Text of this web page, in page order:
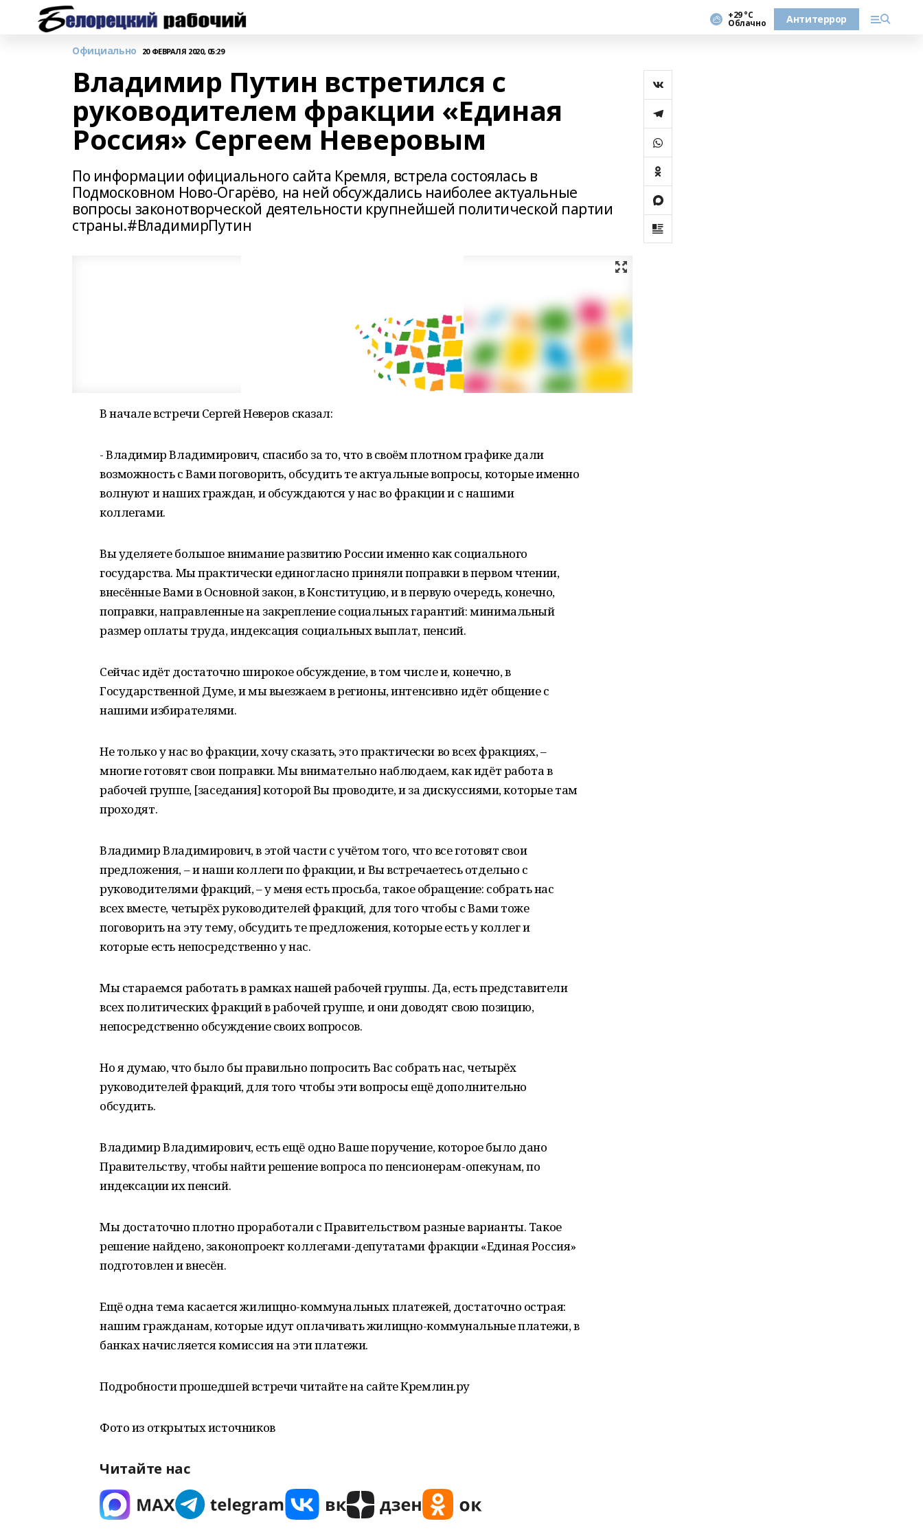
+29 °С
Облачно Антитеррор
Официально 20 ФЕВРАЛЯ 2020, 05:29
Владимир Путин встретился с
руководителем фракции «Единая
Россия» Сергеем Неверовым
По информации официального сайта Кремля, встрела состоялась в
Подмосковном Ново-Огарёво, на ней обсуждались наиболее актуальные
вопросы законотворческой деятельности крупнейшей политической партии
страны.#ВладимирПутин
В начале встречи Сергей Неверов сказал:
- Владимир Владимирович, спасибо за то, что в своём плотном графике дали
возможность с Вами поговорить, обсудить те актуальные вопросы, которые именно
волнуют и наших граждан, и обсуждаются у нас во фракции и с нашими
коллегами.
Вы уделяете большое внимание развитию России именно как социального
государства. Мы практически единогласно приняли поправки в первом чтении,
внесённые Вами в Основной закон, в Конституцию, и в первую очередь, конечно,
поправки, направленные на закрепление социальных гарантий: минимальный
размер оплаты труда, индексация социальных выплат, пенсий.
Сейчас идёт достаточно широкое обсуждение, в том числе и, конечно, в
Государственной Думе, и мы выезжаем в регионы, интенсивно идёт общение с
нашими избирателями.
Не только у нас во фракции, хочу сказать, это практически во всех фракциях, –
многие готовят свои поправки. Мы внимательно наблюдаем, как идёт работа в
рабочей группе, [заседания] которой Вы проводите, и за дискуссиями, которые там
проходят.
Владимир Владимирович, в этой части с учётом того, что все готовят свои
предложения, – и наши коллеги по фракции, и Вы встречаетесь отдельно с
руководителями фракций, – у меня есть просьба, такое обращение: собрать нас
всех вместе, четырёх руководителей фракций, для того чтобы с Вами тоже
поговорить на эту тему, обсудить те предложения, которые есть у коллег и
которые есть непосредственно у нас.
Мы стараемся работать в рамках нашей рабочей группы. Да, есть представители
всех политических фракций в рабочей группе, и они доводят свою позицию,
непосредственно обсуждение своих вопросов.
Но я думаю, что было бы правильно попросить Вас собрать нас, четырёх
руководителей фракций, для того чтобы эти вопросы ещё дополнительно
обсудить.
Владимир Владимирович, есть ещё одно Ваше поручение, которое было дано
Правительству, чтобы найти решение вопроса по пенсионерам-опекунам, по
индексации их пенсий.
Мы достаточно плотно проработали с Правительством разные варианты. Такое
решение найдено, законопроект коллегами-депутатами фракции «Единая Россия»
подготовлен и внесён.
Ещё одна тема касается жилищно-коммунальных платежей, достаточно острая:
нашим гражданам, которые идут оплачивать жилищно-коммунальные платежи, в
банках начисляется комиссия на эти платежи.
Подробности прошедшей встречи читайте на сайте Кремлин.ру
Фото из открытых источников
Читайте нас